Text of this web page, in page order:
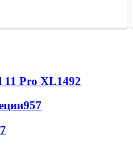
11 Pro XL1492
957